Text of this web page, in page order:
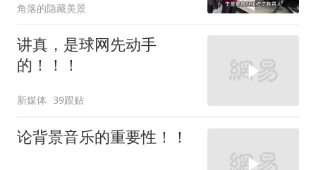
角落的隐藏美景
讲真，是球网先动手
的！！！
新媒体 39跟贴
论背景音乐的重要性！！